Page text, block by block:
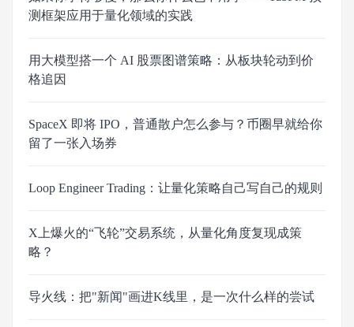
测框架应用于量化领域的实践
用大模型搭一个 AI 股票图谱策略：从板块轮动到价
格追因
SpaceX 即将 IPO，普通散户怎么参与？币圈早就给你
留了一张入场券
Loop Engineer Trading：让量化策略自己写自己的规则
X上爆火的“飞轮”交易系统，从量化角度复现成策
略？
导火线：把"新闻"画进K线里，是一次什么样的尝试